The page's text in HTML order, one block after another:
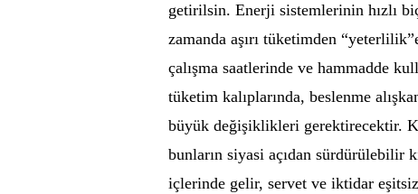
getirilsin. Enerji sistemlerinin hızlı
zamanda aşırı tüketimden
çalışma saatlerinde ve hammadde
tüketim kalıplarında, beslenme
büyük değişiklikleri gerektirecektir.
bunların siyasi açıdan sürdürülebilir
içlerinde gelir, servet ve iktidar